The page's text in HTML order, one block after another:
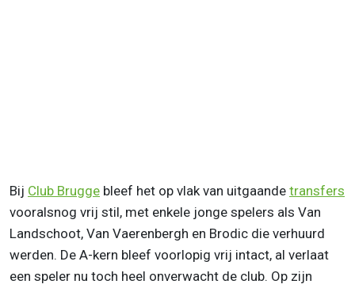
Bij Club Brugge bleef het op vlak van uitgaande transfers
vooralsnog vrij stil, met enkele jonge spelers als Van
Landschoot, Van Vaerenbergh en Brodic die verhuurd
werden. De A-kern bleef voorlopig vrij intact, al verlaat
een speler nu toch heel onverwacht de club. Op zijn